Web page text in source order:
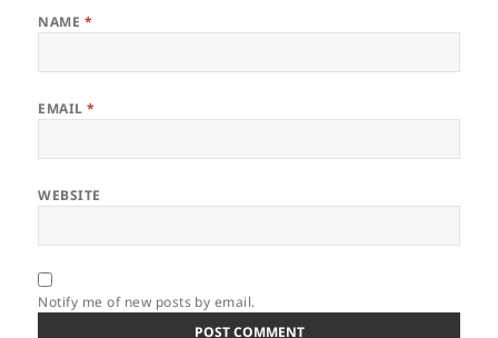
NAME *
EMAIL*
WEBSITE
Notify me of new posts by email.